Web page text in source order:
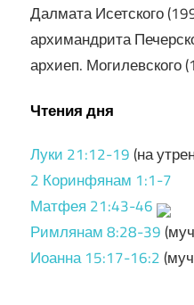
Далмата Исетского
архимандрита
архиеп. Могилевского
Чтения дня
Луки 21:12-19(на
2 Коринфянам 1:1-7
Матфея 21:43-46
Римлянам 8:28-39
Иоанна 15:17-16:2